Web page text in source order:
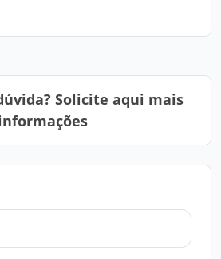
Solicite aqui mais